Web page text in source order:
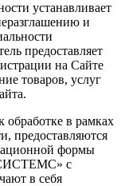
устанавливает
и
предоставляет
на Сайте
товаров, услуг
в рамках
предоставляются
формы
с
в себя